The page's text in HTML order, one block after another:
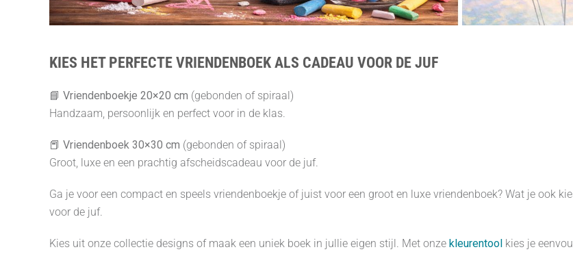
KIES HET PERFECTE VRIENDENBOEK ALS CADEAU VOOR DE JUF
📘 Vriendenboekje 20×20 cm (gebonden of spiraal)
Handzaam, persoonlijk en perfect voor in de klas.
📕 Vriendenboek 30×30 cm (gebonden of spiraal)
Groot, luxe en een prachtig afscheidscadeau voor de juf.
Ga je voor een compact en speels vriendenboekje of juist voor een groot en luxe vriendenboek? Wat je ook
voor de juf.
Kies uit onze collectie designs of maak een uniek boek in jullie eigen stijl. Met onze kleurentool kies je